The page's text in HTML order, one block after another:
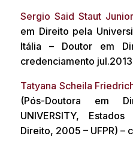
Sergio Said Staut Junior
em Direito pela
Itália – Doutor em
credenciamento jul.2013
Tatyana Scheila
(Pós-Doutora em
UNIVERSITY,
Direito, 2005 – UFPR) –